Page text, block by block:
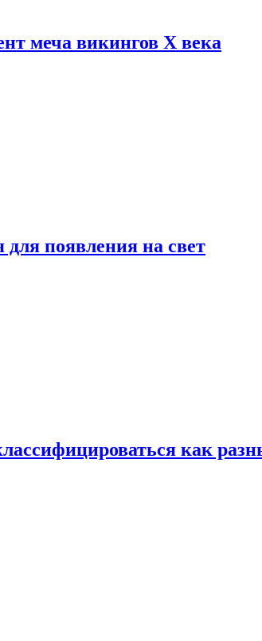
меча викингов X века
появления на свет
как